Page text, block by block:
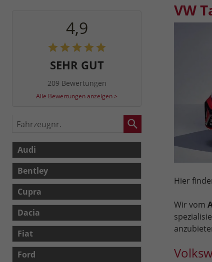
VW
Hier
Wir vom
4,9
SEHR GUT
209 Bewertungen
Alle Bewertungen anzeigen >
Fahrzeugnr.
Audi
Bentley
Cupra
Dacia
Fiat
Ford